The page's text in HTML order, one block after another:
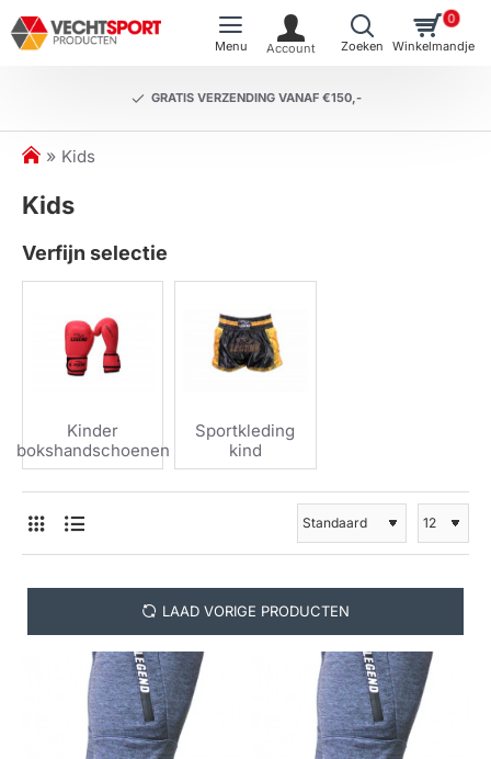
GRATIS VERZENDING VANAF €150,-
0
h
m
Kids
Kids
Verfijn selectie
Kinder
bokshandschoenen
Sportkleding
kind
LAAD VORIGE PRODUCTEN